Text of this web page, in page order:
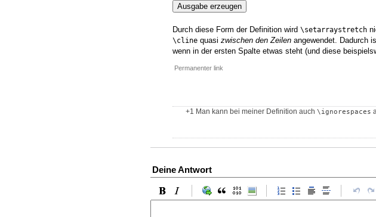
Ausgabe erzeugen
Durch diese Form der Definition wird \setarraystretch
\cline quasi zwischen den Zeilen angewendet. Dadurch
wenn in der ersten Spalte etwas steht (und diese
Permanenter link
+1 Man kann bei meiner Definition auch \ignorespaces
Deine Antwort